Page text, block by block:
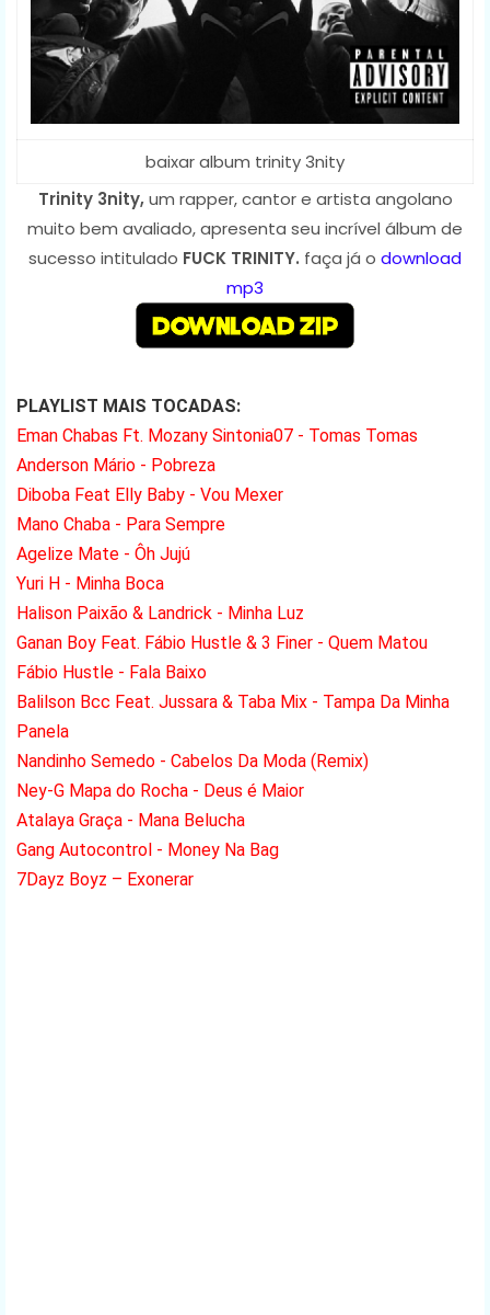
baixar album trinity 3nity
Trinity 3nity,um rapper, cantor e artista angolano
muito bem avaliado, apresenta seu incrível álbum de
sucesso intitulado FUCK TRINITY. faça já o download
mp3
PLAYLIST MAIS TOCADAS:
Eman Chabas Ft. Mozany Sintonia07 - Tomas Tomas
Anderson Mário - Pobreza
Diboba Feat Elly Baby - Vou Mexer
Mano Chaba - Para Sempre
Agelize Mate - Ôh Jujú
Yuri H - Minha Boca
Halison Paixão & Landrick - Minha Luz
Ganan Boy Feat. Fábio Hustle & 3 Finer - Quem Matou
Fábio Hustle - Fala Baixo
Balilson Bcc Feat. Jussara & Taba Mix - Tampa Da Minha
Panela
Nandinho Semedo - Cabelos Da Moda (Remix)
Ney-G Mapa do Rocha - Deus é Maior
Atalaya Graça - Mana Belucha
Gang Autocontrol - Money Na Bag
7Dayz Boyz – Exonerar